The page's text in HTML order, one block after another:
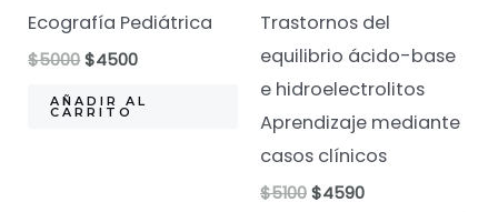
Ecografía Pediátrica
$5000El
original
era:
$4500El
actual
AÑADIR AL
CARRITO
Trastornos del
equilibrio ácido-base
e hidroelectrolitos
Aprendizaje mediante
casos clínicos
$5100El
$4590El